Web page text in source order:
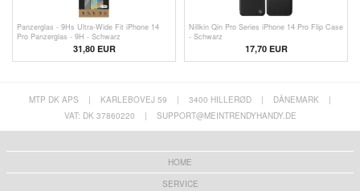
Panzerglas - 9Hs Ultra-Wide Fit iPhone 14
Pro Panzerglas - 9H - Schwarz
31,80 EUR
Nillkin Qin Pro Series iPhone 14 Pro Flip Case
- Schwarz
17,70 EUR
MTP DK APS | KARLEBOVEJ 59 | 3400 HILLERØD | DÄNEMARK
|
VAT: DK 37860220
| SUPPORT@MEINTRENDYHANDY.DE
HOME
SERVICE